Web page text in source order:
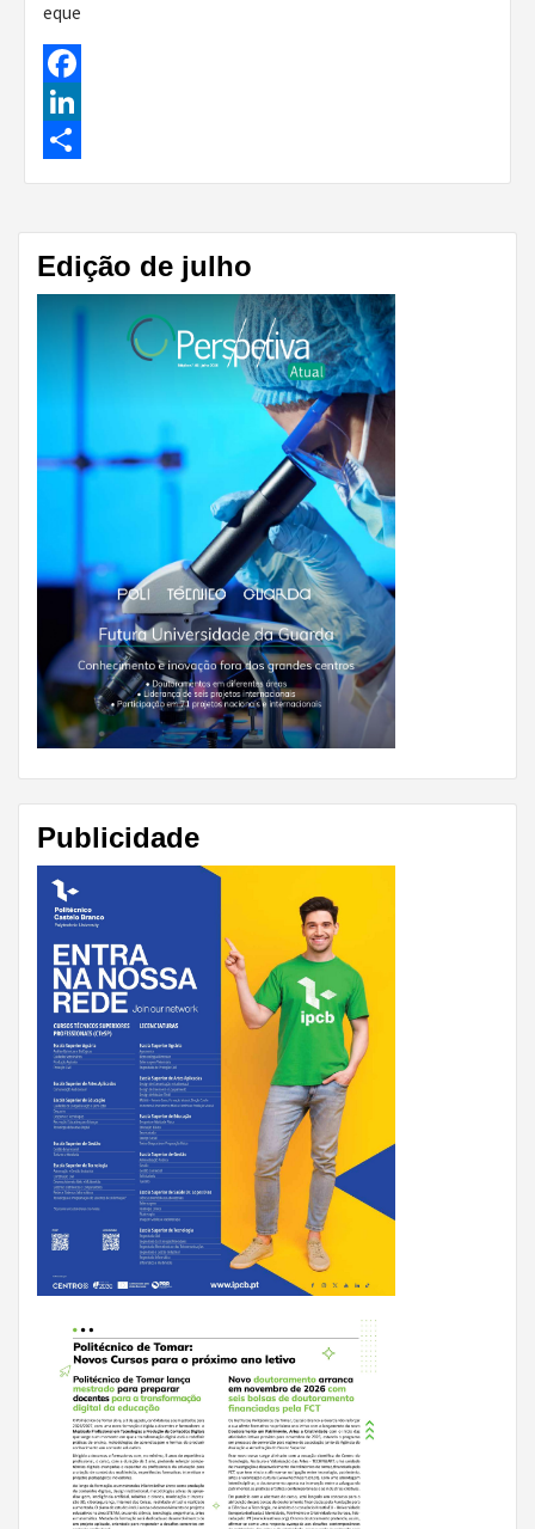
eque
Facebook
LinkedIn
Share
Edição de julho
Publicidade